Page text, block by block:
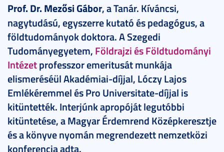
Prof. Dr. Mezősi Gábor, a Tanár. Kíváncsi,
nagytudású, egyszerre kutató és pedagógus, a
földtudományok doktora. A Szegedi
Tudományegyetem, Földrajzi és Földtudományi
Intézetprofesszor emeritusát munkája
elismeréséül Akadémiai-díjjal, Lóczy Lajos
Emlékéremmel és Pro Universitate-díjjal is
kitüntették. Interjúnk apropóját legutóbbi
kitüntetése, a Magyar Érdemrend Középkeresztje
és a könyve nyomán megrendezett nemzetközi
konferencia adta.